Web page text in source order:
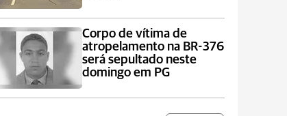
Corpo de vítima de
atropelamento na BR-376
será sepultado neste
domingo em PG